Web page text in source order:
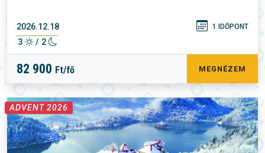
2026.12.18 1 IDŐPONT
3 / 2
82 900 Ft/fő MEGNÉZEM
ADVENT 2026